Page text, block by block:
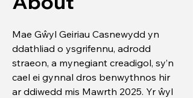
Mae Gŵyl Geiriau Casnewydd yn
ddathliad o ysgrifennu, adrodd
straeon, a mynegiant creadigol, sy’n
cael ei gynnal dros benwythnos hir
ar ddiwedd mis Mawrth 2025. Yr ŵyl